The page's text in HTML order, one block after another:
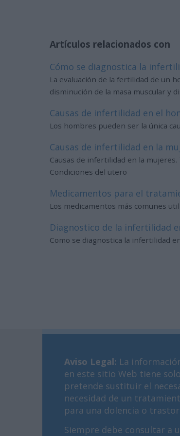
Artículos relacionados con
Cómo se diagnostica la
La evaluación de la fertilidad de un
disminución de la masa muscular y
Causas de infertilidad en el
Los hombres pueden ser la única
Causas de infertilidad en la
Causas de infertilidad en la
Condiciones del utero
Medicamentos para el
Los medicamentos más comunes
Diagnostico de la infertilidad
Como se diagnostica la infertilidad
Aviso Legal: La
en este sitio Web tiene
pretende sustituir el
necesidad de un
para una dolencia o
Siempre debe consultar a